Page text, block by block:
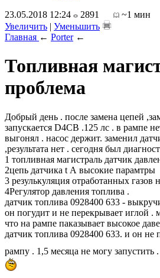
23.05.2018 12:24
2891
~1 мин
Увеличить | Уменьшить
Главная ← Porter←
Топливная
проблема
Добрый день . после замена цепей
запускается D4CB .125 лс . в рампе
выгонял . насос держит. заменил
,результата нет . сегодня был
1 топливная магистраль датчик
2цепь датчика t А высокие парамтры
3 резулькуляция отработанных газов
4Регулятор давления топлива .
датчик топлива 0928400 633 -
он погудит и не перекрывает иглой .
что на рампе паказывает высокое
датчик топлива 0928400 633. и он не
рампу . 1,5 месяца не могу запустить